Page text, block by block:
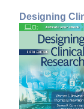
Designing